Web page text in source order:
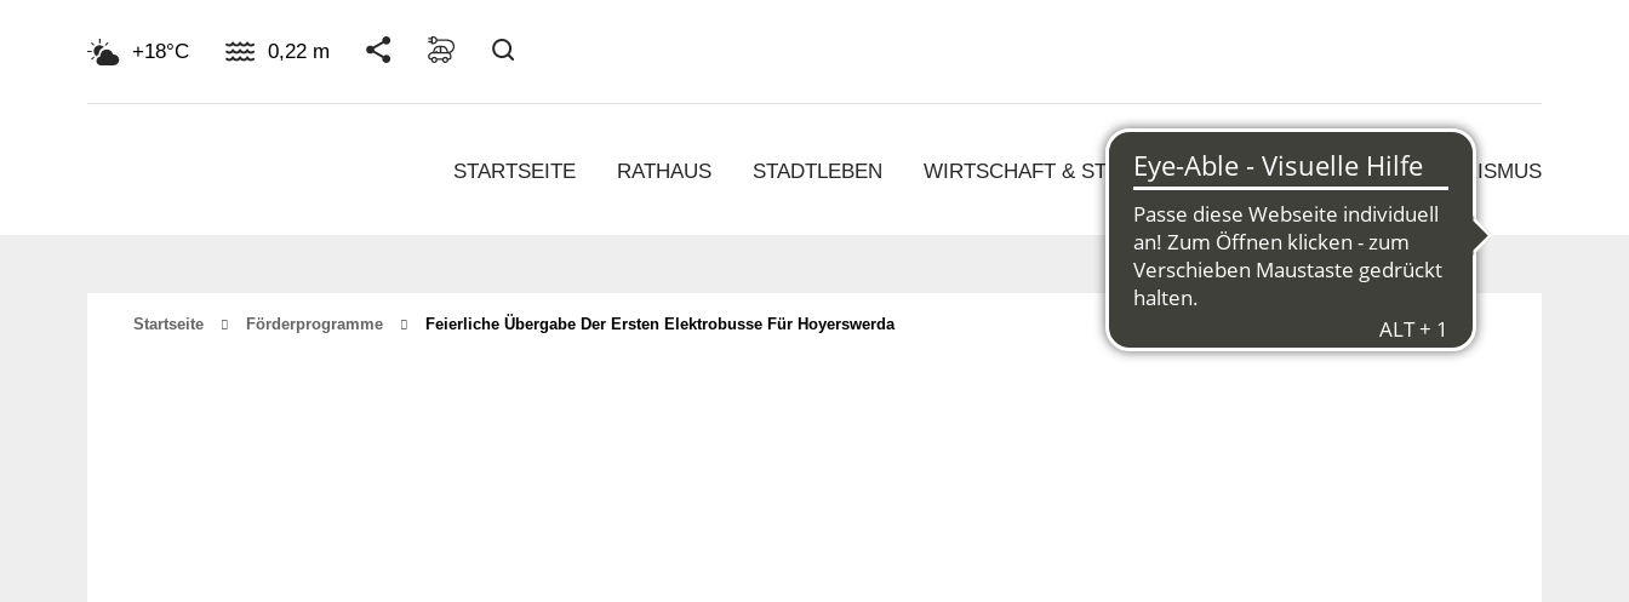
+18°C 0,22 m
STARTSEITE RATHAUS STADTLEBEN WIRTSCHAFT & STRUKTURWANDEL KULTUR & TOURISMUS
Startseite Förderprogramme Feierliche Übergabe Der Ersten Elektrobusse Für Hoyerswerda